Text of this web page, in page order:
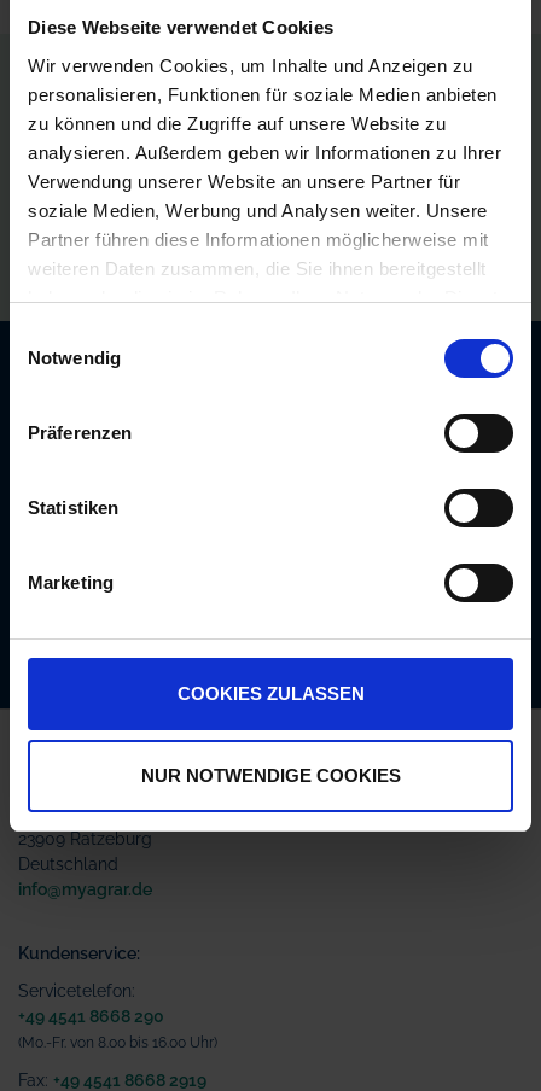
Diese Webseite verwendet Cookies
Wir verwenden Cookies, um Inhalte und Anzeigen zu
personalisieren, Funktionen für soziale Medien anbieten
zu können und die Zugriffe auf unsere Website zu
analysieren. Außerdem geben wir Informationen zu Ihrer
Verwendung unserer Website an unsere Partner für
soziale Medien, Werbung und Analysen weiter. Unsere
Partner führen diese Informationen möglicherweise mit
weiteren Daten zusammen, die Sie ihnen bereitgestellt
haben oder die sie im Rahmen Ihrer Nutzung der Dienste
Notwendig
Präferenzen
Statistiken
Marketing
COOKIES ZULASSEN
NUR NOTWENDIGE COOKIES
Versandkostenfrei ab 250€
Erstklassiger Kundenservice
Bezahlung auf Rechnung
Newsletter: 10€ Gutschein
Unser kostenloser Newsletter informiert Sie
regelmäßig über Aktionen, Neuigkeiten zu
Produkten und pflanzenbaulichen
Abonnieren
Kontakt
AgrarOnline GmbH
Bahnhofsallee 44
23909 Ratzeburg
Deutschland
info@myagrar.de
Kundenservice:
Servicetelefon:
+49 4541 8668 290
(Mo.-Fr. von 8.00 bis 16.00 Uhr)
Fax: +49 4541 8668 2919